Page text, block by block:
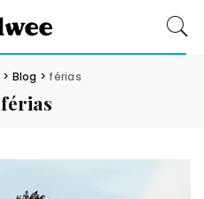
> Blog > férias
férias